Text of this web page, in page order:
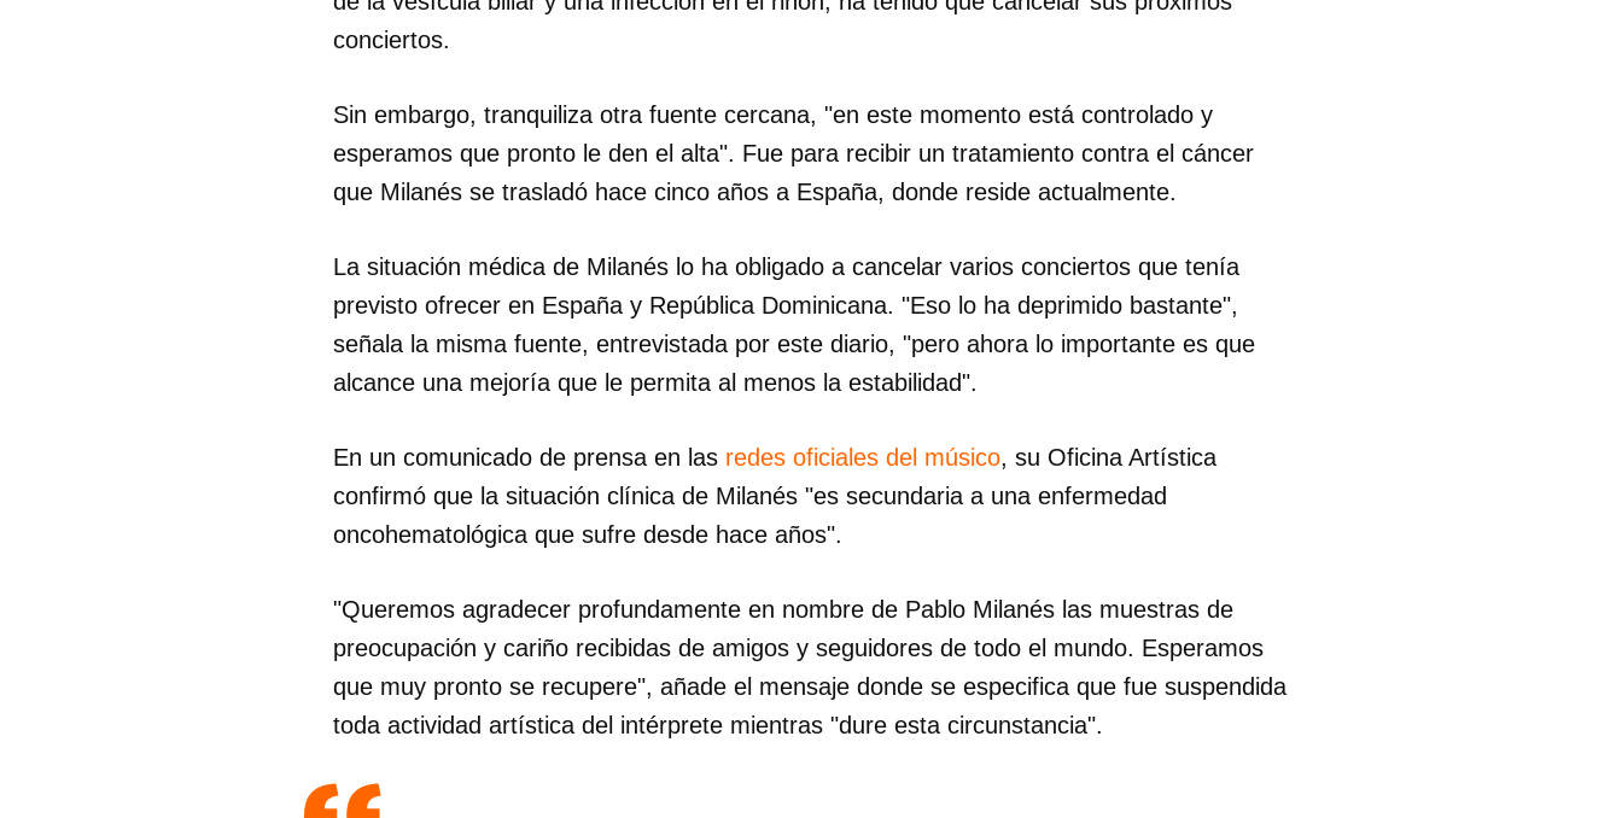
conciertos.
Sin embargo, tranquiliza otra fuente cercana, "en este momento está controlado y
esperamos que pronto le den el alta". Fue para recibir un tratamiento contra el cáncer
que Milanés se trasladó hace cinco años a España, donde reside actualmente.
La situación médica de Milanés lo ha obligado a cancelar varios conciertos que tenía
previsto ofrecer en España y República Dominicana. "Eso lo ha deprimido bastante",
señala la misma fuente, entrevistada por este diario, "pero ahora lo importante es que
alcance una mejoría que le permita al menos la estabilidad".
En un comunicado de prensa en las redes oficiales del músico, su Oficina Artística
confirmó que la situación clínica de Milanés "es secundaria a una enfermedad
oncohematológica que sufre desde hace años".
"Queremos agradecer profundamente en nombre de Pablo Milanés las muestras de
preocupación y cariño recibidas de amigos y seguidores de todo el mundo. Esperamos
que muy pronto se recupere", añade el mensaje donde se especifica que fue suspendida
toda actividad artística del intérprete mientras "dure esta circunstancia".